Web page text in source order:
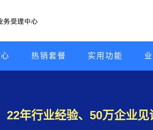
热销套餐 实用功能
22年行业经验、50万企业